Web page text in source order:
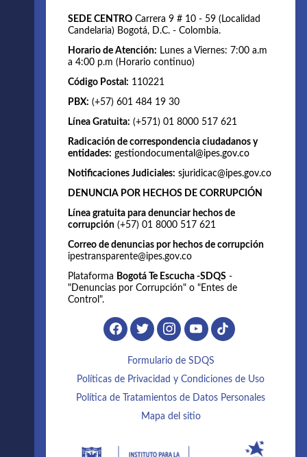
SEDE CENTRO Carrera 9 # 10 - 59 (Localidad
Candelaria) Bogotá, D.C. - Colombia.
Horario de Atención: Lunes a Viernes: 7:00 a.m
a 4:00 p.m (Horario continuo)
Código Postal: 110221
PBX: (+57) 601 484 19 30
Línea Gratuita: (+571) 01 8000 517 621
Radicación de correspondencia ciudadanos y
entidades: gestiondocumental@ipes.gov.co
Notificaciones Judiciales: sjuridicac@ipes.gov.co
DENUNCIA POR HECHOS DE CORRUPCIÓN
Línea gratuita para denunciar hechos de
corrupción (+57) 01 8000 517 621
Correo de denuncias por hechos de corrupción
ipestransparente@ipes.gov.co
Plataforma Bogotá Te Escucha -SDQS -
"Denuncias por Corrupción" o "Entes de
Control".
Formulario de SDQS
Políticas de Privacidad y Condiciones de Uso
Política de Tratamientos de Datos Personales
Mapa del sitio